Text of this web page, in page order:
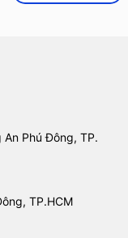
An Phú Đông, TP.
TP.HCM